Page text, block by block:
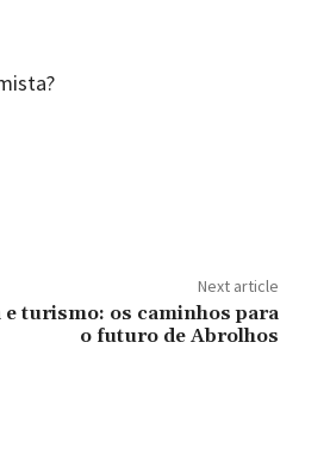
Next article
e turismo: os caminhos para
o futuro de Abrolhos